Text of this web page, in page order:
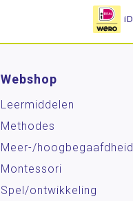
Webshop
Leermiddelen
Methodes
Meer-/hoog­begaafdheid
Montessori
Spel/ontwikkeling